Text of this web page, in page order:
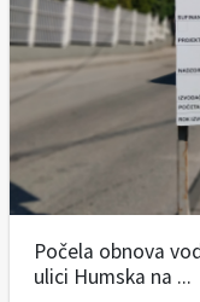
Počela obnova
ulici Humska na ...